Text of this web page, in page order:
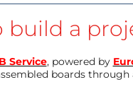
build a
Service, powered by
boards